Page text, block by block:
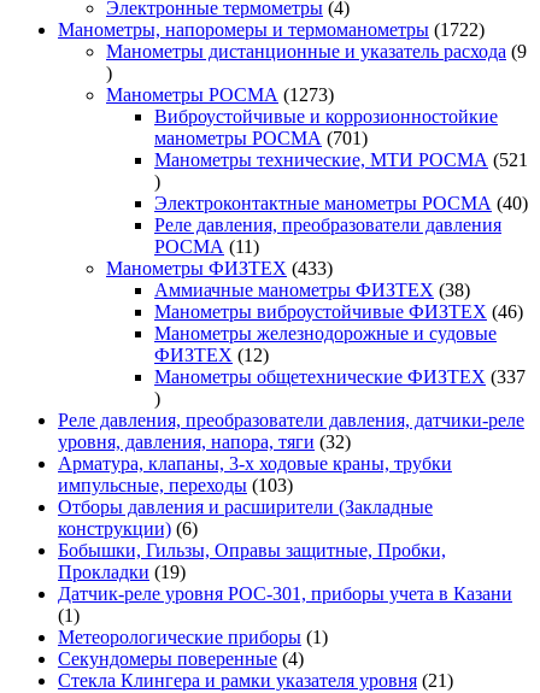
Электронные термометры 44
товара
Манометры, напоромеры и термоманометры 17221722
товара
Манометры дистанционные и указатель расхода 9
9
товаров
Манометры РОСМА 12731273
товара
Виброустойчивые и коррозионностойкие
манометры РОСМА
701701
товар
Манометры технические, МТИ РОСМА
521
521
товар
Электроконтактные манометры РОСМА 4040
Реле давления, преобразователи давления
РОСМА
1111
товаров
Манометры ФИЗТЕХ 433433
товара
Аммиачные манометры ФИЗТЕХ 3838
товаров
Манометры виброустойчивые ФИЗТЕХ 4646
Манометры железнодорожные и судовые
ФИЗТЕХ
1212
товаров
Манометры общетехнические ФИЗТЕХ 337
337
товаров
Реле давления, преобразователи давления, датчики-реле
уровня, давления, напора, тяги 3232
товара
Арматура, клапаны, 3-х ходовые краны, трубки
импульсные, переходы 103103
товара
Отборы давления и расширители (Закладные
конструкции) 66
товаров
Бобышки, Гильзы, Оправы защитные, Пробки,
Прокладки
1919
товаров
Датчик-реле уровня РОС-301, приборы учета в Казани
11
товар
Метеорологические приборы 11
Секундомеры поверенные 44
товара
Стекла Клингера и рамки указателя уровня 2121